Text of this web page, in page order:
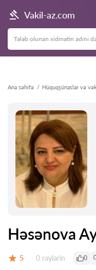
Vakil-az.com
Ana səhifə Hüquqşünaslar və
Geri
Həsənova
5 Rəylər:
0 rəylərin 0